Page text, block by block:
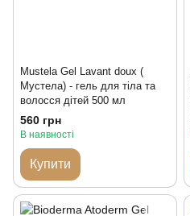
Mustela Gel Lavant doux (
Мустела) - гель для тіла та
волосся дітей 500 мл
560 грн
В наявності
Купити